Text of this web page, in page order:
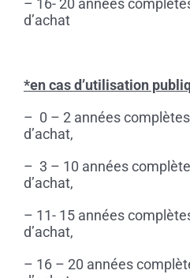
– 16- 20 années
d’achat
*en cas d’utilisation
– 0 – 2 années
d’achat,
– 3 – 10 années
d’achat,
– 11- 15 années
d’achat,
– 16 – 20 années